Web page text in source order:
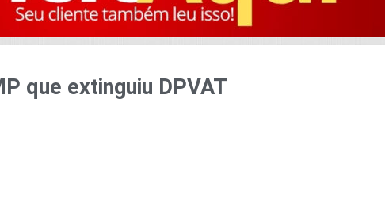
que extinguiu DPVAT